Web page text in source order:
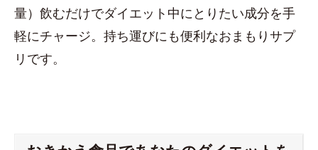
量）飲むだけでダイエット中にとりたい成分を手
軽にチャージ。持ち運びにも便利なおまもりサプ
リです。